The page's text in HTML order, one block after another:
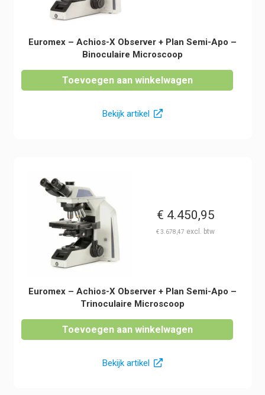
Euromex – Achios-X Observer + Plan Semi-Apo –
Binoculaire Microscoop
Toevoegen aan winkelwagen
Bekijk artikel
€ 4.450,95
€3.678,47
Euromex – Achios-X Observer + Plan Semi-Apo –
Trinoculaire Microscoop
Toevoegen aan winkelwagen
Bekijk artikel